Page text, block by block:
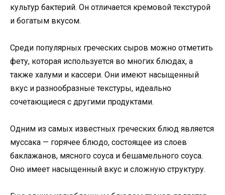
культур бактерий. Он отличается кремовой текстурой
и богатым вкусом.
Среди популярных греческих сыров можно отметить
фету, которая используется во многих блюдах, а
также халуми и кассери. Они имеют насыщенный
вкус и разнообразные текстуры, идеально
сочетающиеся с другими продуктами.
Одним из самых известных греческих блюд является
муссака — горячее блюдо, состоящее из слоев
баклажанов, мясного соуса и бешамельного соуса.
Оно имеет насыщенный вкус и сложную структуру.